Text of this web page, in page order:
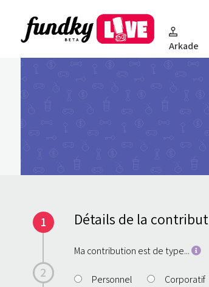
Arkade
1
2
Détails de la
Ma contribution est de type...
Personnel Corporatif